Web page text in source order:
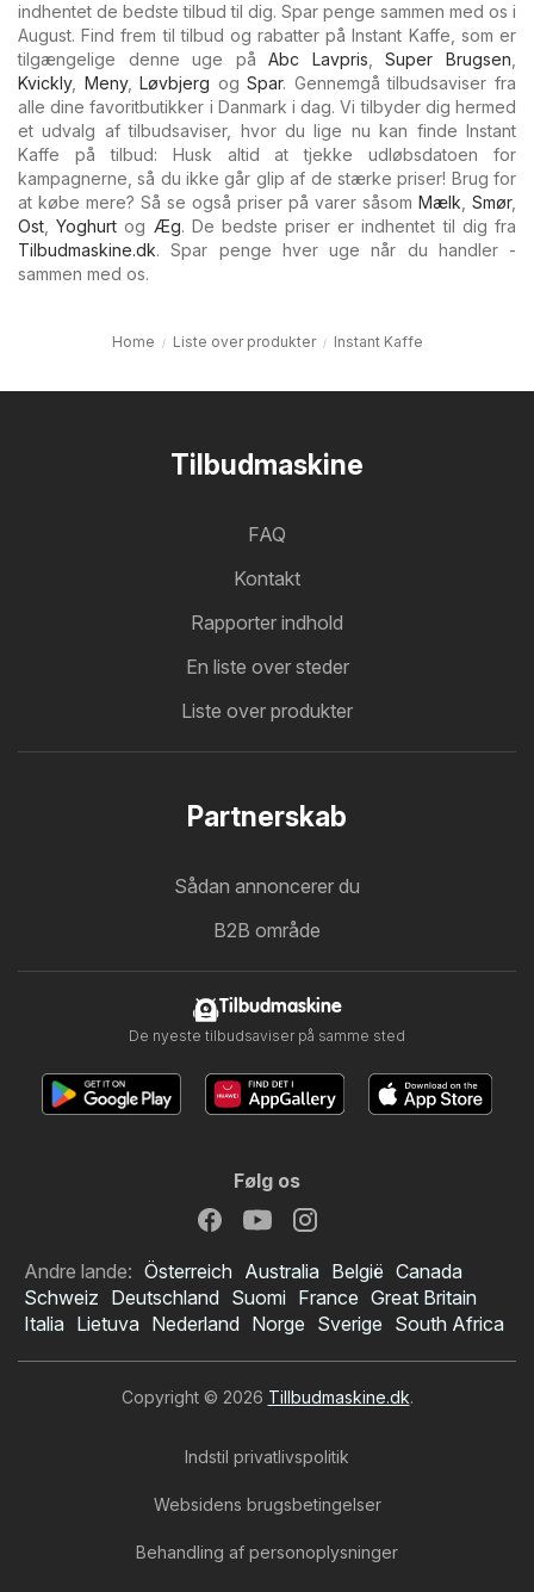
indhentet de bedste tilbud til dig. Spar penge sammen med os i
August. Find frem til tilbud og rabatter på Instant Kaffe, som er
tilgængelige denne uge påAbc Lavpris ,Super Brugsen
Kvickly, Meny,Løvbjerg ogSpar. Gennemgå tilbudsaviser fra
alle dine favoritbutikker i Danmark i dag. Vi tilbyder dig hermed
et udvalg af tilbudsaviser, hvor du lige nu kan finde Instant
Kaffe på tilbud: Husk altid at tjekke udløbsdatoen for
kampagnerne, så du ikke går glip af de stærke priser! Brug for
at købe mere? Så se også priser på varer såsom Mælk Smør,
Ost ,Yoghurt og Æg. De bedste priser er indhentet til dig fra
Tilbudmaskine.dk. Spar penge hver uge når du handler -
sammen med os.
Home Liste over produkter Instant Kaffe
Tilbudmaskine
FAQ
Kontakt
Rapporter indhold
En liste over steder
Liste over produkter
Partnerskab
Sådan annoncerer du
B2B område
Tilbudmaskine
De nyeste tilbudsaviser på samme sted
Følg os
Andre lande: Österreich Australia België Canada
Schweiz Deutschland Suomi France Great Britain
Italia Lietuva Nederland Norge Sverige South Africa
Copyright © 2026 Tillbudmaskine.dk.
Indstil privatlivspolitik
Websidens brugsbetingelser
Behandling af personoplysninger